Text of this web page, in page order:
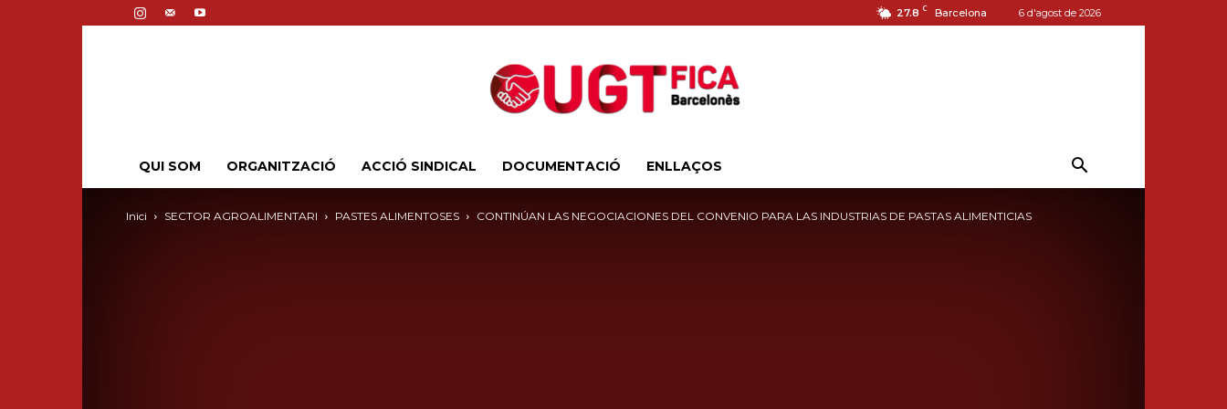
27.8 C Barcelona 6 d'agost de 2026
QUI SOM ORGANITZACIÓ ACCIÓ SINDICAL DOCUMENTACIÓ ENLLAÇOS
Inici SECTOR AGROALIMENTARI PASTES ALIMENTOSES CONTINÚAN LAS NEGOCIACIONES DEL CONVENIO PARA LAS INDUSTRIAS DE PASTAS ALIMENTICIAS